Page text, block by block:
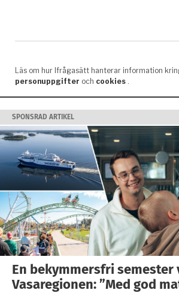
SPONSRAD ARTIKEL
En bekymmersfri semester
Vasaregionen: ”Med god